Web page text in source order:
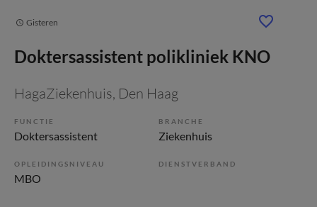
Gisteren
Doktersassistent polikliniek KNO
HagaZiekenhuis, Den Haag
FUNCTIE
Doktersassistent
BRANCHE
Ziekenhuis
OPLEIDINGSNIVEAU
MBO
DIENSTVERBAND